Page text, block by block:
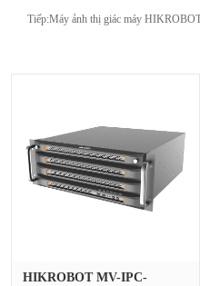
Tiếp:Máy ảnh thị giác máy HIKROBOT MV-
HIKROBOT MV-IPC-